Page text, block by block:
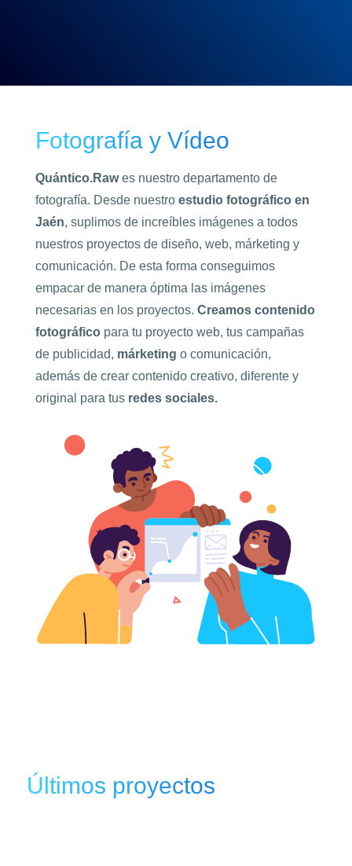
Fotografía y Vídeo
Quántico.Rawes nuestro departamento de
fotografía. Desde nuestro estudio fotográfico en
Jaén, suplimos de increíbles imágenes a todos
nuestros proyectos de diseño, web, márketing y
comunicación. De esta forma conseguimos
empacar de manera óptima las imágenes
necesarias en los proyectos. Creamos contenido
fotográficopara tu proyecto web, tus campañas
de publicidad, márketing o comunicación,
además de crear contenido creativo, diferente y
original para tus redes sociales.
Últimos proyectos